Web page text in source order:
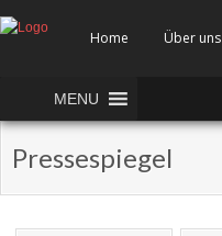
Home Über uns
MENU
Pressespiegel